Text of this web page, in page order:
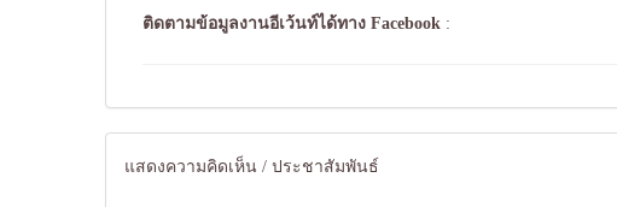
ติดตามข้อมูลงานอีเว้นท์ได้ทาง Facebook :
แสดงความคิดเห็น / ประชาสัมพันธ์